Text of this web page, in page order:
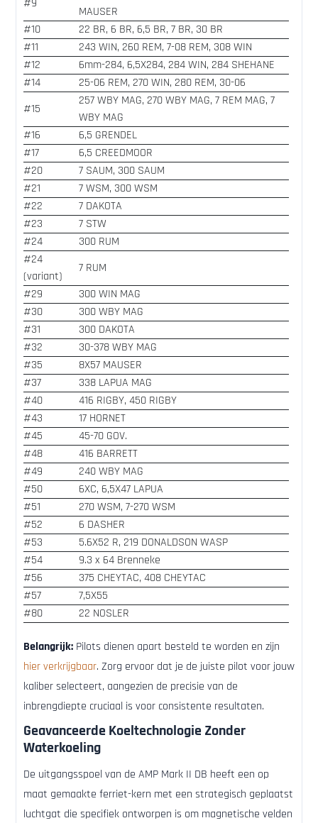
#9
MAUSER
#10
22 BR, 6 BR, 6,5 BR, 7 BR, 30 BR
#11
243 WIN, 260 REM, 7-08 REM, 308 WIN
#12
6mm-284, 6,5X284, 284 WIN, 284 SHEHANE
#14
25-06 REM, 270 WIN, 280 REM, 30-06
#15
257 WBY MAG, 270 WBY MAG, 7 REM MAG, 7
WBY MAG
#16
6,5 GRENDEL
#17
6,5 CREEDMOOR
#20
7 SAUM, 300 SAUM
#21
7 WSM, 300 WSM
#22
7 DAKOTA
#23
7 STW
#24
300 RUM
#24
(variant)
7 RUM
#29
300 WIN MAG
#30
300 WBY MAG
#31
300 DAKOTA
#32
30-378 WBY MAG
#35
8X57 MAUSER
#37
338 LAPUA MAG
#40
416 RIGBY, 450 RIGBY
#43
17 HORNET
#45
45-70 GOV.
#48
416 BARRETT
#49
240 WBY MAG
#50
6XC, 6,5X47 LAPUA
#51
270 WSM, 7-270 WSM
#52
6 DASHER
#53
5.6X52 R, 219 DONALDSON WASP
#54
9.3 x 64 Brenneke
#56
375 CHEYTAC, 408 CHEYTAC
#57
7,5X55
#80
22 NOSLER
Belangrijk: Pilots dienen apart besteld te worden en zijn
hier verkrijgbaar. Zorg ervoor dat je de juiste pilot voor jouw
kaliber selecteert, aangezien de precisie van de
inbrengdiepte cruciaal is voor consistente resultaten.
Geavanceerde Koeltechnologie Zonder
Waterkoeling
De uitgangsspoel van de AMP Mark II DB heeft een op
maat gemaakte ferriet-kern met een strategisch geplaatst
luchtgat die specifiek ontworpen is om magnetische velden